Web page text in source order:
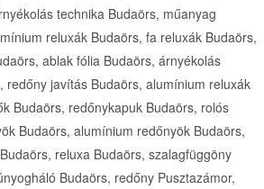
technika Budaörs, műanyag
reluxák Budaörs, fa reluxák Budaörs,
ablak fólia Budaörs, árnyékolás
javítás Budaörs, alumínium reluxák
Budaörs, redőnykapuk Budaörs, rolós
Budaörs, alumínium redőnyök Budaörs,
reluxa Budaörs, szalagfüggöny
Budaörs, redőny Pusztazámor,